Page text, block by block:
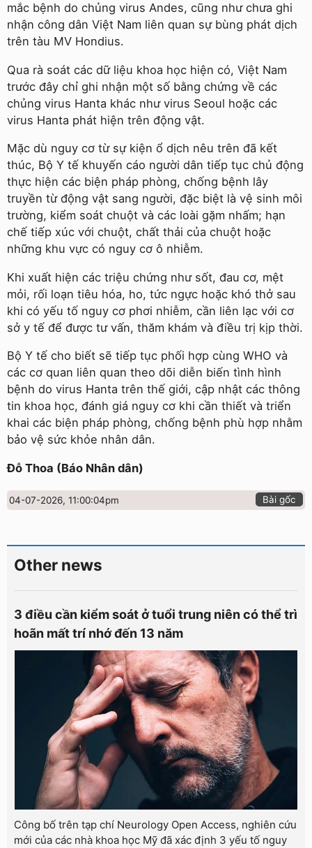
mắc bệnh do chủng virus Andes, cũng như chưa ghi
nhận công dân Việt Nam liên quan sự bùng phát dịch
trên tàu MV Hondius.
Qua rà soát các dữ liệu khoa học hiện có, Việt Nam
trước đây chỉ ghi nhận một số bằng chứng về các
chủng virus Hanta khác như virus Seoul hoặc các
virus Hanta phát hiện trên động vật.
Mặc dù nguy cơ từ sự kiện ổ dịch nêu trên đã kết
thúc, Bộ Y tế khuyến cáo người dân tiếp tục chủ động
thực hiện các biện pháp phòng, chống bệnh lây
truyền từ động vật sang người, đặc biệt là vệ sinh môi
trường, kiểm soát chuột và các loài gặm nhấm; hạn
chế tiếp xúc với chuột, chất thải của chuột hoặc
những khu vực có nguy cơ ô nhiễm.
Khi xuất hiện các triệu chứng như sốt, đau cơ, mệt
mỏi, rối loạn tiêu hóa, ho, tức ngực hoặc khó thở sau
khi có yếu tố nguy cơ phơi nhiễm, cần liên lạc với cơ
sở y tế để được tư vấn, thăm khám và điều trị kịp thời.
Bộ Y tế cho biết sẽ tiếp tục phối hợp cùng WHO và
các cơ quan liên quan theo dõi diễn biến tình hình
bệnh do virus Hanta trên thế giới, cập nhật các thông
tin khoa học, đánh giá nguy cơ khi cần thiết và triển
khai các biện pháp phòng, chống bệnh phù hợp nhằm
bảo vệ sức khỏe nhân dân.
Đỗ Thoa (Báo Nhân dân)
04-07-2026, 11:00:04pm Bài gốc
Other news
3 điều cần kiểm soát ở tuổi trung niên có thể trì
hoãn mất trí nhớ đến 13 năm
Công bố trên tạp chí Neurology Open Access, nghiên cứu
mới của các nhà khoa học Mỹ đã xác định 3 yếu tố nguy